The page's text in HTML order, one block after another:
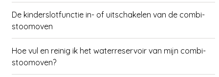
De kinderslotfunctie in- of uitschakelen van de combi-
stoomoven
Hoe vul en reinig ik het waterreservoir van mijn combi-
stoomoven?